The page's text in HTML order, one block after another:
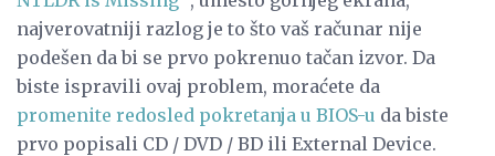
najverovatniji razlog je to što vaš računar nije
podešen da bi se prvo pokrenuo tačan izvor. Da
biste ispravili ovaj problem, moraćete da
promenite redosled pokretanja u BIOS-u da biste
prvo popisali CD / DVD / BD ili External Device.